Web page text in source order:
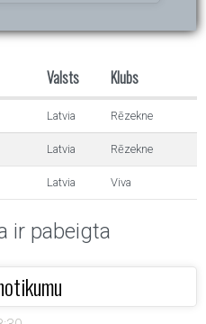
Valsts Klubs
Latvia Rēzekne
Latvia Rēzekne
Latvia Viva
ir pabeigta